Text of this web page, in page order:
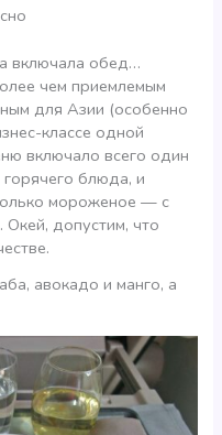
включала обед…
чем приемлемым
для Азии (особенно
классе одной
включало всего один
блюда, и
мороженое — с
Окей, допустим, что
авокадо и манго, а